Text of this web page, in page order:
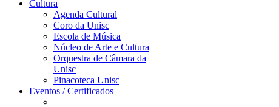
Cultura
Agenda Cultural
Coro da Unisc
Escola de Música
Núcleo de Arte e Cultura
Orquestra de Câmara da
Unisc
Pinacoteca Unisc
Eventos / Certificados